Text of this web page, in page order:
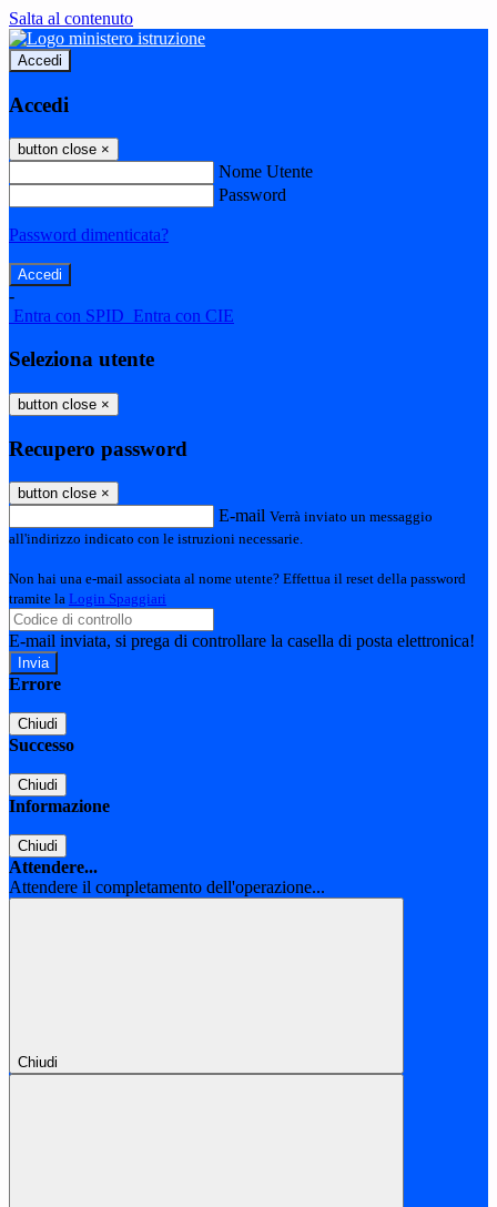
Salta al contenuto
Accedi
Accedi
button close ×
Nome Utente
Password
Password dimenticata?
-
Entra con SPID Entra con CIE
Seleziona utente
button close ×
Recupero password
button close ×
E-mail Verrà inviato un messaggio
all'indirizzo indicato con le istruzioni necessarie.
Non hai una e-mail associata al nome utente? Effettua il reset della password
tramite la Login Spaggiari
E-mail inviata, si prega di controllare la casella di posta elettronica!
Errore
Chiudi
Successo
Chiudi
Informazione
Chiudi
Attendere...
Attendere il completamento dell'operazione...
Chiudi